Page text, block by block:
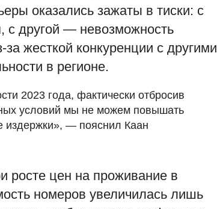
оказались зажаты в тиски: с
с другой — невозможность
жесткой конкуренции с другими
в регионе.
2023 года, фактически отбросив
условий мы не можем повышать
издержки», — пояснил Каан
росте цен на проживание в
номеров увеличилась лишь